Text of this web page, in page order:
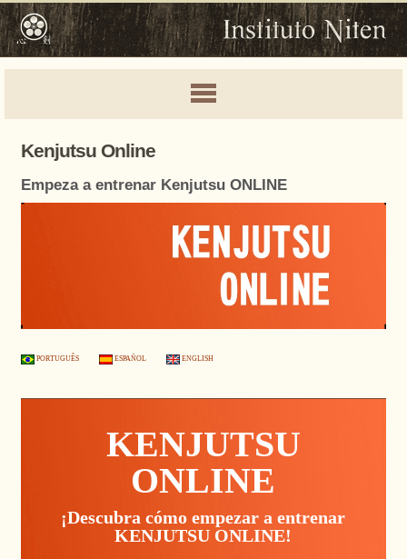
Kenjutsu Online
Empeza a entrenar Kenjutsu ONLINE
PORTUGUÊS ESPAÑOL ENGLISH
KENJUTSU
ONLINE
¡Descubra cómo empezar a entrenar
KENJUTSU ONLINE!